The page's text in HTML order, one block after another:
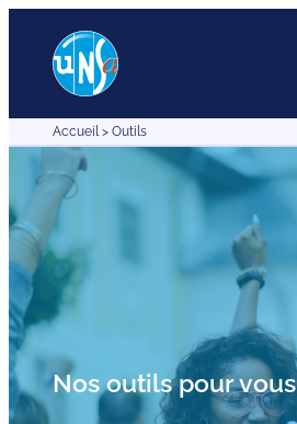
Accueil> Outils
Nos outils pour vous